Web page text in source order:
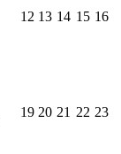
12 13 14 15 16
19 20 21 22 23